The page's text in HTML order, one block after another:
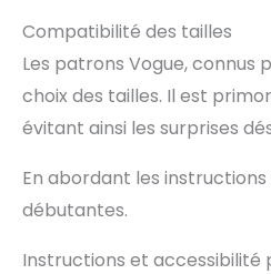
Compatibilité des tailles
Les patrons Vogue,
choix des tailles. Il est
évitant ainsi les surprises
En abordant les
débutantes.
Instructions et accessibilité